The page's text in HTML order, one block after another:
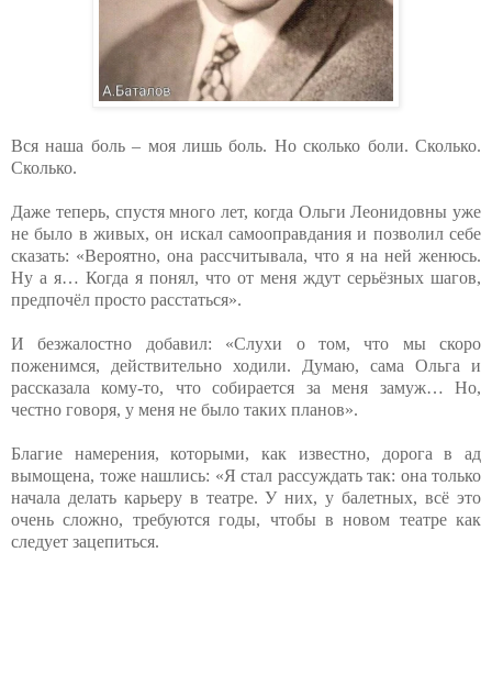
Вся наша боль – моя лишь боль. Но сколько боли. Сколько.
Сколько.
Даже теперь, спустя много лет, когда Ольги Леонидовны уже
не было в живых, он искал самооправдания и позволил себе
сказать: «Вероятно, она рассчитывала, что я на ней женюсь.
Ну а я… Когда я понял, что от меня ждут серьёзных шагов,
предпочёл просто расстаться».
И безжалостно добавил: «Слухи о том, что мы скоро
поженимся, действительно ходили. Думаю, сама Ольга и
рассказала кому-то, что собирается за меня замуж… Но,
честно говоря, у меня не было таких планов».
Благие намерения, которыми, как известно, дорога в ад
вымощена, тоже нашлись: «Я стал рассуждать так: она только
начала делать карьеру в театре. У них, у балетных, всё это
очень сложно, требуются годы, чтобы в новом театре как
следует зацепиться.